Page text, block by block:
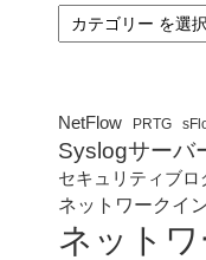
カ
テ
ゴ
NetFlow PRTG
Syslogサーバ
セキュリティブロ
ネットワークイ
ネット